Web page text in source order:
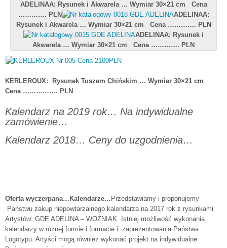
ADELINAA: Rysunek i Akwarela … Wymiar 30×21 cm Cena
…………. PLN
ADELINAA:
Rysunek i Akwarela … Wymiar 30×21 cm Cena …………. PLN
ADELINAA: Rysunek i
Akwarela … Wymiar 30×21 cm Cena …………. PLN
KERLEROUX: Rysunek Tuszem Chińskim … Wymiar 30×21 cm
Cena ……………. PLN
Kalendarz na 2019 rok… Na indywidualne
zamówienie…
Kalendarz 2018… Ceny do uzgodnienia…
Oferta wyczerpana…Kalendarze… Przedstawiamy i proponujemy
Państwu zakup niepowtarzalnego kalendarza na 2017 rok z rysunkami
Artystów: GDE ADELINA – WOŹNIAK. Istniej możliwość wykonania
kalendarzy w różnej formie i formacie i zaprezentowania Państwa
Logotypu. Artyści mogą również wykonać projekt na indywidualne